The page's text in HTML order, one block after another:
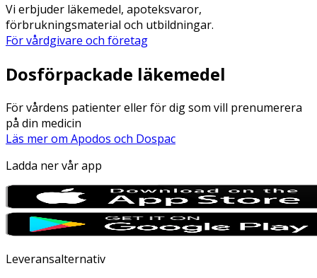
Vi erbjuder läkemedel, apoteksvaror,
förbrukningsmaterial och utbildningar.
För vårdgivare och företag
Dosförpackade läkemedel
För vårdens patienter eller för dig som vill prenumerera
på din medicin
Läs mer om Apodos och Dospac
Ladda ner vår app
Leveransalternativ